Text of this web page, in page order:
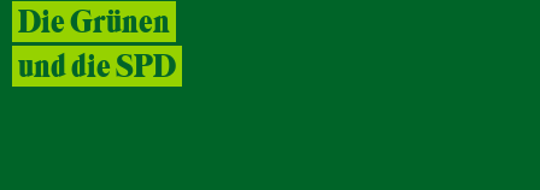
Die Grünen
und die SPD